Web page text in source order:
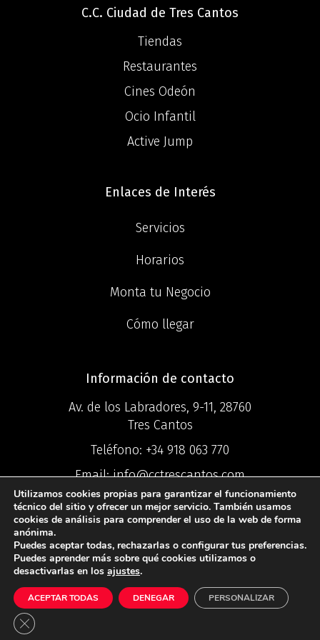
C.C. Ciudad de Tres Cantos
Tiendas
Restaurantes
Cines Odeón
Ocio Infantil
Active Jump
Enlaces de Interés
Servicios
Horarios
Monta tu Negocio
Cómo llegar
Información de contacto
Av. de los Labradores, 9-11, 28760
Tres Cantos
Teléfono: +34 918 063 770
Email:info@cctrescantos.com
©2025 Centro
Comercial Ciudad Tres Cantos ®
Política de PrivacidadIPolítica de
Utilizamos cookies propias para garantizar el funcionamiento
técnico del sitio y ofrecer un mejor servicio. También usamos
cookies de análisis para comprender el uso de la web de forma
anónima.
Puedes aceptar todas, rechazarlas o configurar tus preferencias.
Puedes aprender más sobre qué cookies utilizamos o
desactivarlas en los ajustes.
ACEPTAR TODAS DENEGAR PERSONALIZAR
Cerrar el banner de cookies RGPD